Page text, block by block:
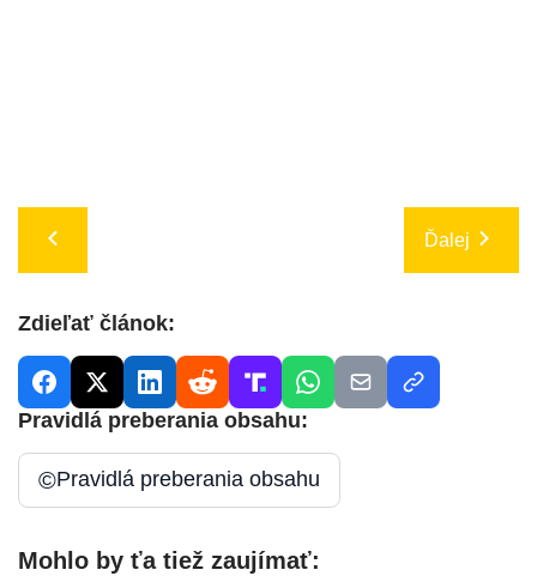
Ďalej
Zdieľať článok:
Pravidlá preberania obsahu:
©Pravidlá preberania obsahu
Mohlo by ťa tiež zaujímať: